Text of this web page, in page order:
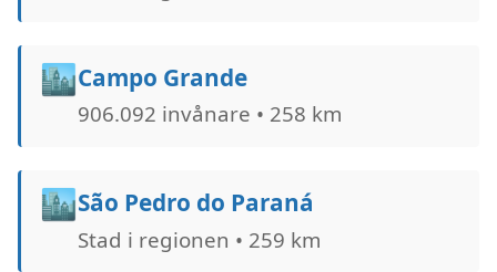
🏙️Campo Grande
906.092 invånare • 258 km
🏙️São Pedro do Paraná
Stad i regionen • 259 km